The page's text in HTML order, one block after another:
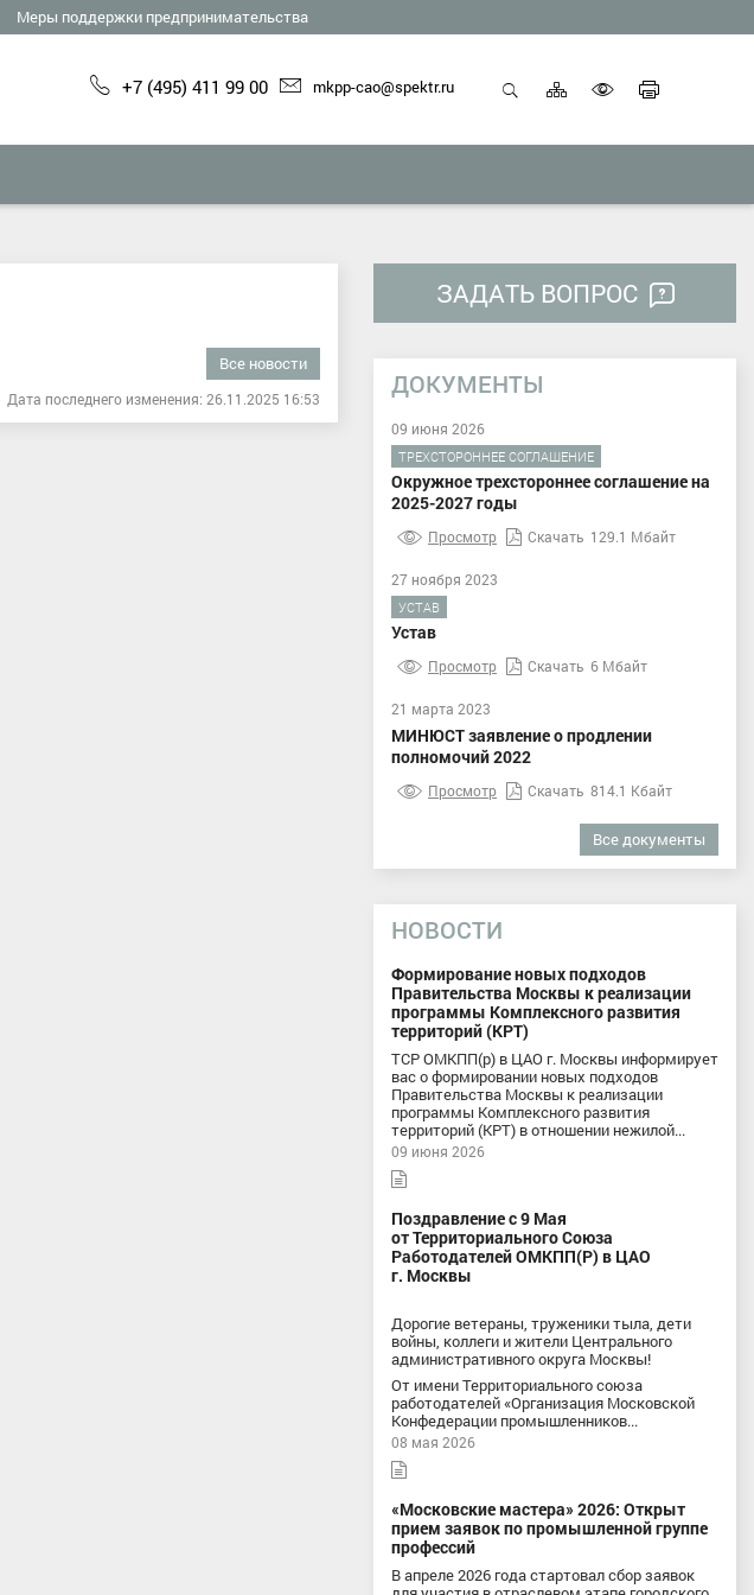
Меры поддержки предпринимательства
+7 (495) 411 99 00 mkpp-cao@spektr.ru Карта
сайта
версию
Все новости
Дата последнего изменения: 26.11.2025 16:53
ЗАДАТЬ ВОПРОС
ДОКУМЕНТЫ
09 июня 2026
ТРЕХСТОРОННЕЕ СОГЛАШЕНИЕ
Окружное трехстороннее соглашение на
2025-2027 годы
Просмотр Скачать 129.1 Мбайт
27 ноября 2023
УСТАВ
Устав
Просмотр Скачать 6 Мбайт
21 марта 2023
МИНЮСТ заявление о продлении
полномочий 2022
Просмотр Скачать 814.1 Кбайт
Все документы
НОВОСТИ
Формирование новых подходов
Правительства Москвы к реализации
программы Комплексного развития
территорий (КРТ)
ТСР ОМКПП(р) в ЦАО г. Москвы информирует
вас о формировании новых подходов
Правительства Москвы к реализации
программы Комплексного развития
территорий (КРТ) в отношении нежилой...
09 июня 2026
Поздравление с 9 Мая
от Территориального Союза
Работодателей ОМКПП(Р) в ЦАО
г. Москвы
Дорогие ветераны, труженики тыла, дети
войны, коллеги и жители Центрального
административного округа Москвы!
От имени Территориального союза
работодателей «Организация Московской
Конфедерации промышленников...
08 мая 2026
«Московские мастера» 2026: Открыт
прием заявок по промышленной группе
профессий
В апреле 2026 года стартовал сбор заявок